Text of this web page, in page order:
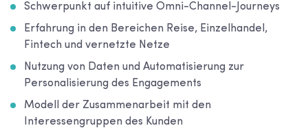
Schwerpunkt auf intuitive Omni-Channel-Journeys
Erfahrung in den Bereichen Reise, Einzelhandel,
Fintech und vernetzte Netze
Nutzung von Daten und Automatisierung zur
Personalisierung des Engagements
Modell der Zusammenarbeit mit den
Interessengruppen des Kunden